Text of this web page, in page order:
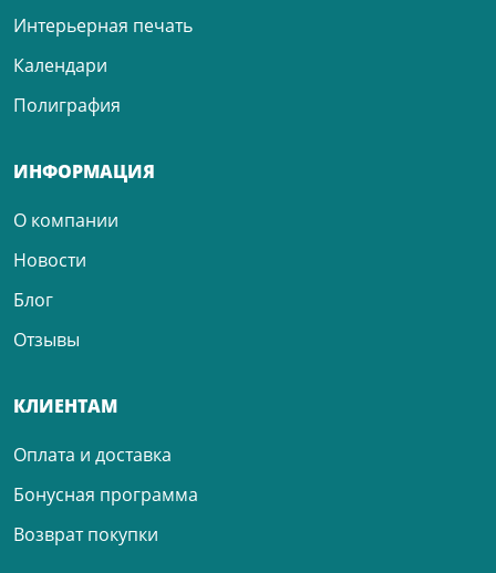
Интерьерная печать
Календари
Полиграфия
ИНФОРМАЦИЯ
О компании
Новости
Блог
Отзывы
КЛИЕНТАМ
Оплата и доставка
Бонусная программа
Возврат покупки